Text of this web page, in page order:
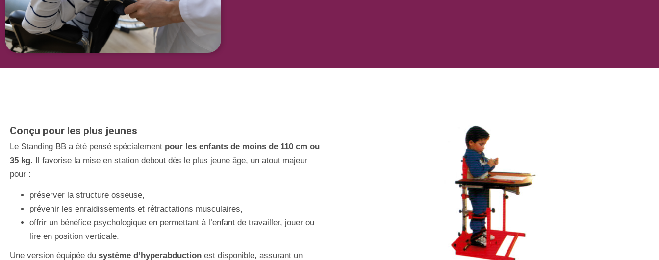
Conçu pour les plus jeunes
Le Standing BB a été pensé spécialement pour les enfants de moins de 110 cm ou
35 kg. Il favorise la mise en station debout dès le plus jeune âge, un atout majeur
pour :
préserver la structure osseuse,
prévenir les enraidissements et rétractations musculaires,
offrir un bénéfice psychologique en permettant à l’enfant de travailler, jouer ou
lire en position verticale.
Une version équipée du système d’hyperabduction est disponible, assurant un